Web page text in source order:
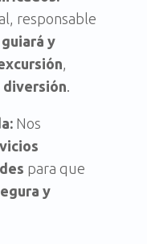
responsable
guiará y
diversión
Nos
para que
y